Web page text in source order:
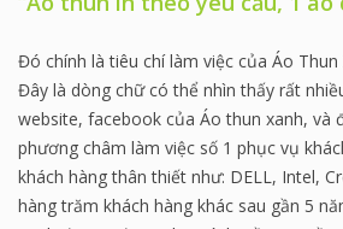
Đó chính là tiêu chí làm việc của Áo Thun
Đây là dòng chữ có thể nhìn thấy rất
website, facebook của Áo thun xanh, và
phương châm làm việc số 1 phục vụ
khách hàng thân thiết như: DELL, Intel,
hàng trăm khách hàng khác sau gần 5